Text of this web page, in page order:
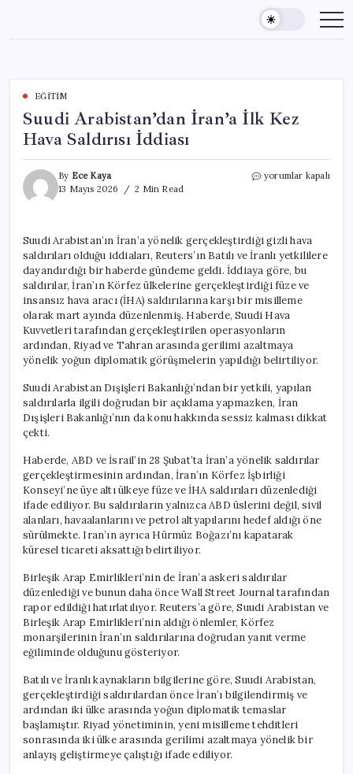
content
EĞITIM
Suudi Arabistan’dan İran’a İlk Kez
Hava Saldırısı İddiası
By Ece Kaya
13 Mayıs 2026
2 Min Read
Suudi
Hava
Saldırısı
İddiası
için
yorumlar kapalı
Suudi Arabistan’ın İran’a yönelik gerçekleştirdiği gizli hava
saldırıları olduğu iddiaları, Reuters’ın Batılı ve İranlı yetkililere
dayandırdığı bir haberde gündeme geldi. İddiaya göre, bu
saldırılar, İran’ın Körfez ülkelerine gerçekleştirdiği füze ve
insansız hava aracı (İHA) saldırılarına karşı bir misilleme
olarak mart ayında düzenlenmiş. Haberde, Suudi Hava
Kuvvetleri tarafından gerçekleştirilen operasyonların
ardından, Riyad ve Tahran arasında gerilimi azaltmaya
yönelik yoğun diplomatik görüşmelerin yapıldığı belirtiliyor.
Suudi Arabistan Dışişleri Bakanlığı’ndan bir yetkili, yapılan
saldırılarla ilgili doğrudan bir açıklama yapmazken, İran
Dışişleri Bakanlığı’nın da konu hakkında sessiz kalması dikkat
çekti.
Haberde, ABD ve İsrail’in 28 Şubat’ta İran’a yönelik saldırılar
gerçekleştirmesinin ardından, İran’ın Körfez İşbirliği
Konseyi’ne üye altı ülkeye füze ve İHA saldırıları düzenlediği
ifade ediliyor. Bu saldırıların yalnızca ABD üslerini değil, sivil
alanları, havaalanlarını ve petrol altyapılarını hedef aldığı öne
sürülmekte. Iran’ın ayrıca Hürmüz Boğazı’nı kapatarak
küresel ticareti aksattığı belirtiliyor.
Birleşik Arap Emirlikleri’nin de İran’a askeri saldırılar
düzenlediği ve bunun daha önce Wall Street Journal tarafından
rapor edildiği hatırlatılıyor. Reuters’a göre, Suudi Arabistan ve
Birleşik Arap Emirlikleri’nin aldığı önlemler, Körfez
monarşilerinin İran’ın saldırılarına doğrudan yanıt verme
eğiliminde olduğunu gösteriyor.
Batılı ve İranlı kaynakların bilgilerine göre, Suudi Arabistan,
gerçekleştirdiği saldırılardan önce İran’ı bilgilendirmiş ve
ardından iki ülke arasında yoğun diplomatik temaslar
başlamıştır. Riyad yönetiminin, yeni misilleme tehditleri
sonrasında iki ülke arasında gerilimi azaltmaya yönelik bir
anlayış geliştirmeye çalıştığı ifade ediliyor.